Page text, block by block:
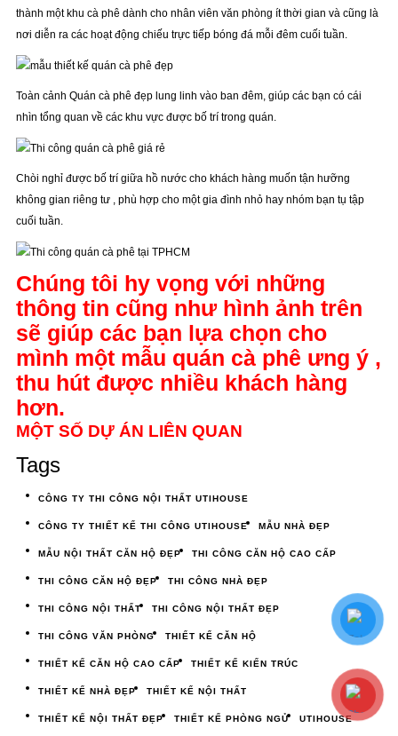
thành một khu cà phê dành cho nhân viên văn phòng ít thời gian và cũng là
nơi diễn ra các hoạt động chiếu trực tiếp bóng đá mỗi đêm cuối tuần.
Toàn cảnh Quán cà phê đẹp lung linh vào ban đêm, giúp các bạn có cái
nhìn tổng quan về các khu vực được bố trí trong quán.
Chòi nghỉ được bố trí giữa hồ nước cho khách hàng muốn tận hưỡng
không gian riêng tư , phù hợp cho một gia đình nhỏ hay nhóm bạn tụ tập
cuối tuần.
Chúng tôi hy vọng với những
thông tin cũng như hình ảnh trên
sẽ giúp các bạn lựa chọn cho
mình một mẫu quán cà phê ưng ý ,
thu hút được nhiều khách hàng
hơn.
MỘT SỐ DỰ ÁN LIÊN QUAN
Tags
CÔNG TY THI CÔNG NỘI THẤT UTIHOUSE
CÔNG TY THIẾT KẾ THI CÔNG UTIHOUSE MẪU NHÀ ĐẸP
MẪU NỘI THẤT CĂN HỘ ĐẸP THI CÔNG CĂN HỘ CAO CẤP
THI CÔNG CĂN HỘ ĐẸP THI CÔNG NHÀ ĐẸP
THI CÔNG NỘI THẤT THI CÔNG NỘI THẤT ĐẸP
THI CÔNG VĂN PHÒNG THIẾT KẾ CĂN HỘ
THIẾT KẾ CĂN HỘ CAO CẤP THIẾT KẾ KIẾN TRÚC
THIẾT KẾ NHÀ ĐẸP THIẾT KẾ NỘI THẤT
THIẾT KẾ NỘI THẤT ĐẸP THIẾT KẾ PHÒNG NGỦ UTIHOUSE